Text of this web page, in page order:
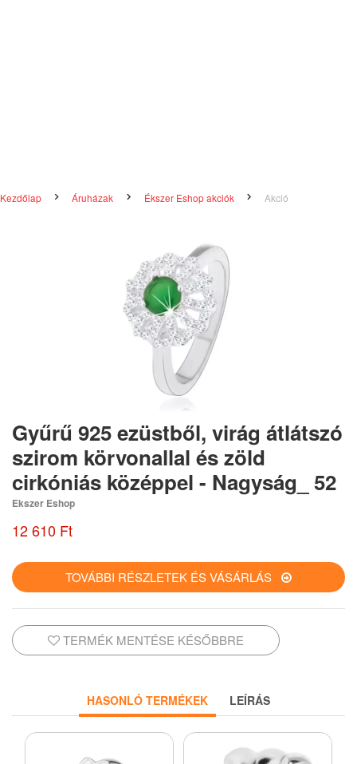
Kezdőlap Áruházak Ékszer Eshop akciók Akció
Gyűrű 925 ezüstből, virág átlátszó
szirom körvonallal és zöld
cirkóniás középpel - Nagyság_ 52
Ekszer Eshop
12 610 Ft
TOVÁBBI RÉSZLETEK ÉS VÁSÁRLÁS
TERMÉK MENTÉSE KÉSŐBBRE
HASONLÓ TERMÉKEK LEÍRÁS